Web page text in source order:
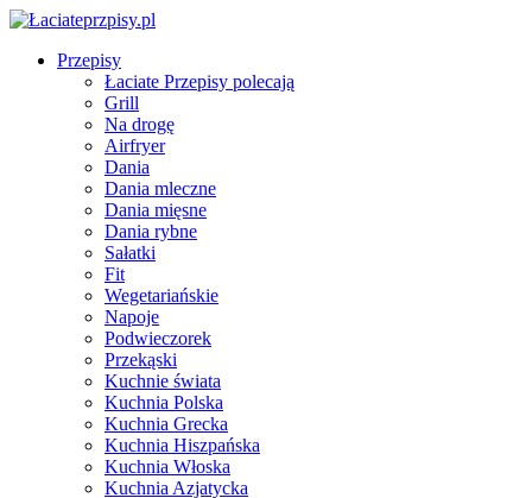
Przepisy
Łaciate Przepisy polecają
Grill
Na drogę
Airfryer
Dania
Dania mleczne
Dania mięsne
Dania rybne
Sałatki
Fit
Wegetariańskie
Napoje
Podwieczorek
Przekąski
Kuchnie świata
Kuchnia Polska
Kuchnia Grecka
Kuchnia Hiszpańska
Kuchnia Włoska
Kuchnia Azjatycka